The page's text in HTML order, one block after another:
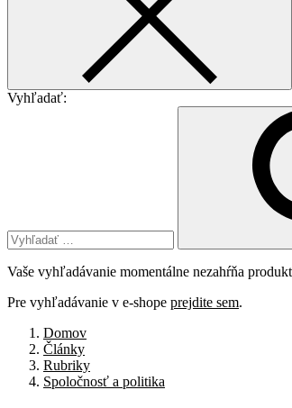
Vyhľadať:
Vaše vyhľadávanie momentálne nezahŕňa
Pre vyhľadávanie v e-shope prejdite sem.
Domov
Články
Rubriky
Spoločnosť a politika